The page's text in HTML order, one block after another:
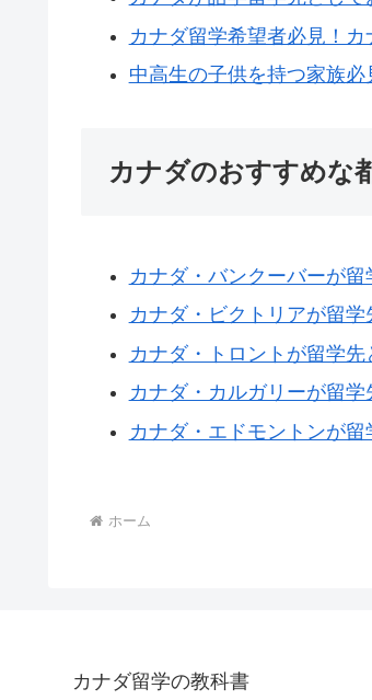
カナダ留学希望者必見！カ
中高生の子供を持つ家族
カナダのおすすめな
カナダ・バンクーバーが
カナダ・ビクトリアが留
カナダ・トロントが留学
カナダ・カルガリーが留
カナダ・エドモントンが
ホーム
カナダ留学の教科書